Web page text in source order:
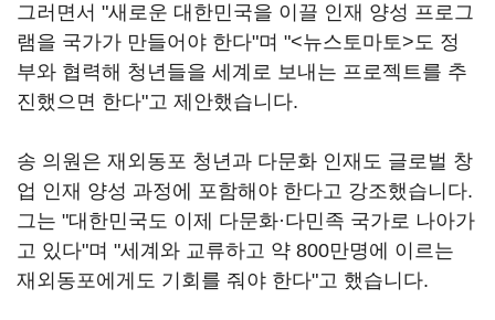
그러면서 "새로운 대한민국을 이끌 인재 양성 프로그
램을 국가가 만들어야 한다"며 "<뉴스토마토>도 정
부와 협력해 청년들을 세계로 보내는 프로젝트를 추
진했으면 한다"고 제안했습니다.
송 의원은 재외동포 청년과 다문화 인재도 글로벌 창
업 인재 양성 과정에 포함해야 한다고 강조했습니다.
그는 "대한민국도 이제 다문화·다민족 국가로 나아가
고 있다"며 "세계와 교류하고 약 800만명에 이르는
재외동포에게도 기회를 줘야 한다"고 했습니다.